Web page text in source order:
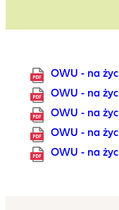
OWU - na
OWU - na
OWU - na
OWU - na
OWU - na